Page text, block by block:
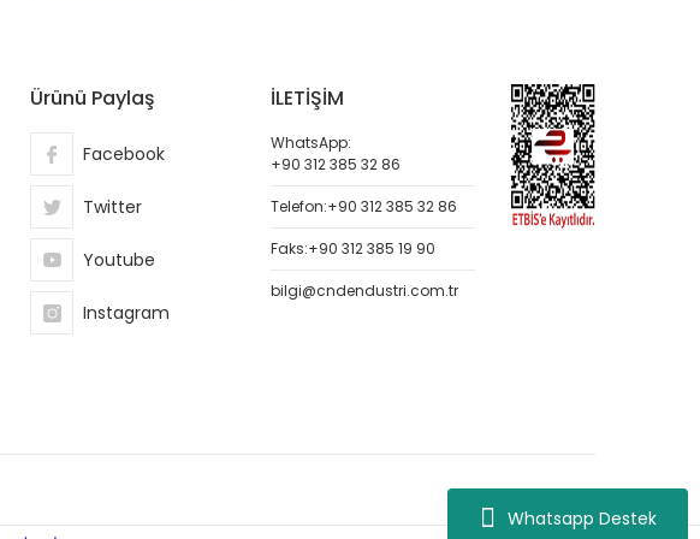
Whatsapp Destek
Ürünü Paylaş
Facebook
Twitter
Youtube
Instagram
İLETİŞİM
WhatsApp:
+90 312 385 32 86
Telefon:+90 312 385 32 86
Faks:+90 312 385 19 90
bilgi@cndendustri.com.tr